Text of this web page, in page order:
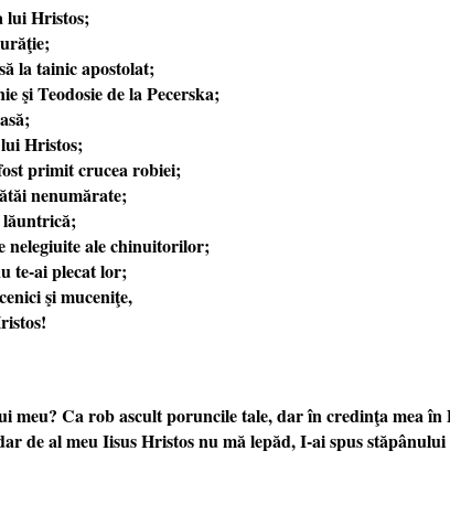
lui Hristos;
la tainic apostolat;
şi Teodosie de la Pecerska;
Hristos;
primit crucea robiei;
nenumărate;
lăuntrică;
nelegiuite ale chinuitorilor;
te-ai plecat lor;
şi muceniţe,
meu? Ca rob ascult poruncile tale, dar în credinţa mea
de al meu Iisus Hristos nu mă lepăd, I-ai spus